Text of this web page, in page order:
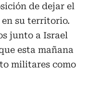
de dejar el
su territorio.
junto a Israel
esta mañana
militares como